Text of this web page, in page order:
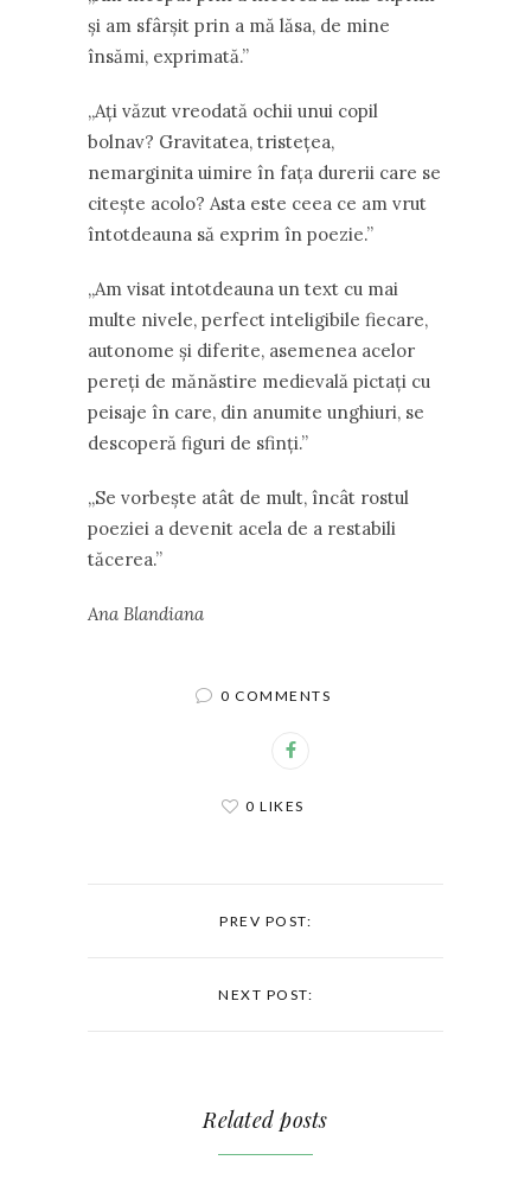
şi am sfârşit prin a mă lăsa, de mine
însămi, exprimată.”
„Aţi văzut vreodată ochii unui copil
bolnav? Gravitatea, tristeţea,
nemarginita uimire în faţa durerii care se
citeşte acolo? Asta este ceea ce am vrut
întotdeauna să exprim în poezie.”
„Am visat intotdeauna un text cu mai
multe nivele, perfect inteligibile fiecare,
autonome şi diferite, asemenea acelor
pereţi de mănăstire medievală pictaţi cu
peisaje în care, din anumite unghiuri, se
descoperă figuri de sfinţi.”
„Se vorbeşte atât de mult, încât rostul
poeziei a devenit acela de a restabili
tăcerea.”
Ana Blandiana
0 COMMENTS
0 LIKES
PREV POST:
NEXT POST:
Related posts